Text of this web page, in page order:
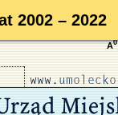
2002 – 2022
A0